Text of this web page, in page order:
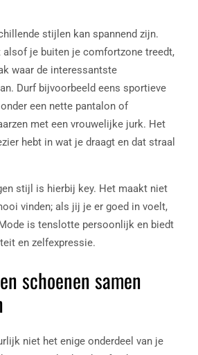
stijlen kan spannend zijn.
je buiten je comfortzone treedt,
waar de interessantste
Durf bijvoorbeeld eens sportieve
een nette pantalon of
met een vrouwelijke jurk. Het
hebt in wat je draagt en dat straal
stijl is hierbij key. Het maakt niet
vinden; als jij je er goed in voelt,
is tenslotte persoonlijk en biedt
en zelfexpressie.
schoenen samen
niet het enige onderdeel van je